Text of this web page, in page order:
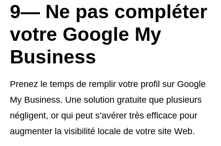
9— Ne pas compléter
votre Google My
Business
Prenez le temps de remplir votre profil sur Google
My Business. Une solution gratuite que plusieurs
négligent, or qui peut s’avérer très efficace pour
augmenter la visibilité locale de votre site Web.